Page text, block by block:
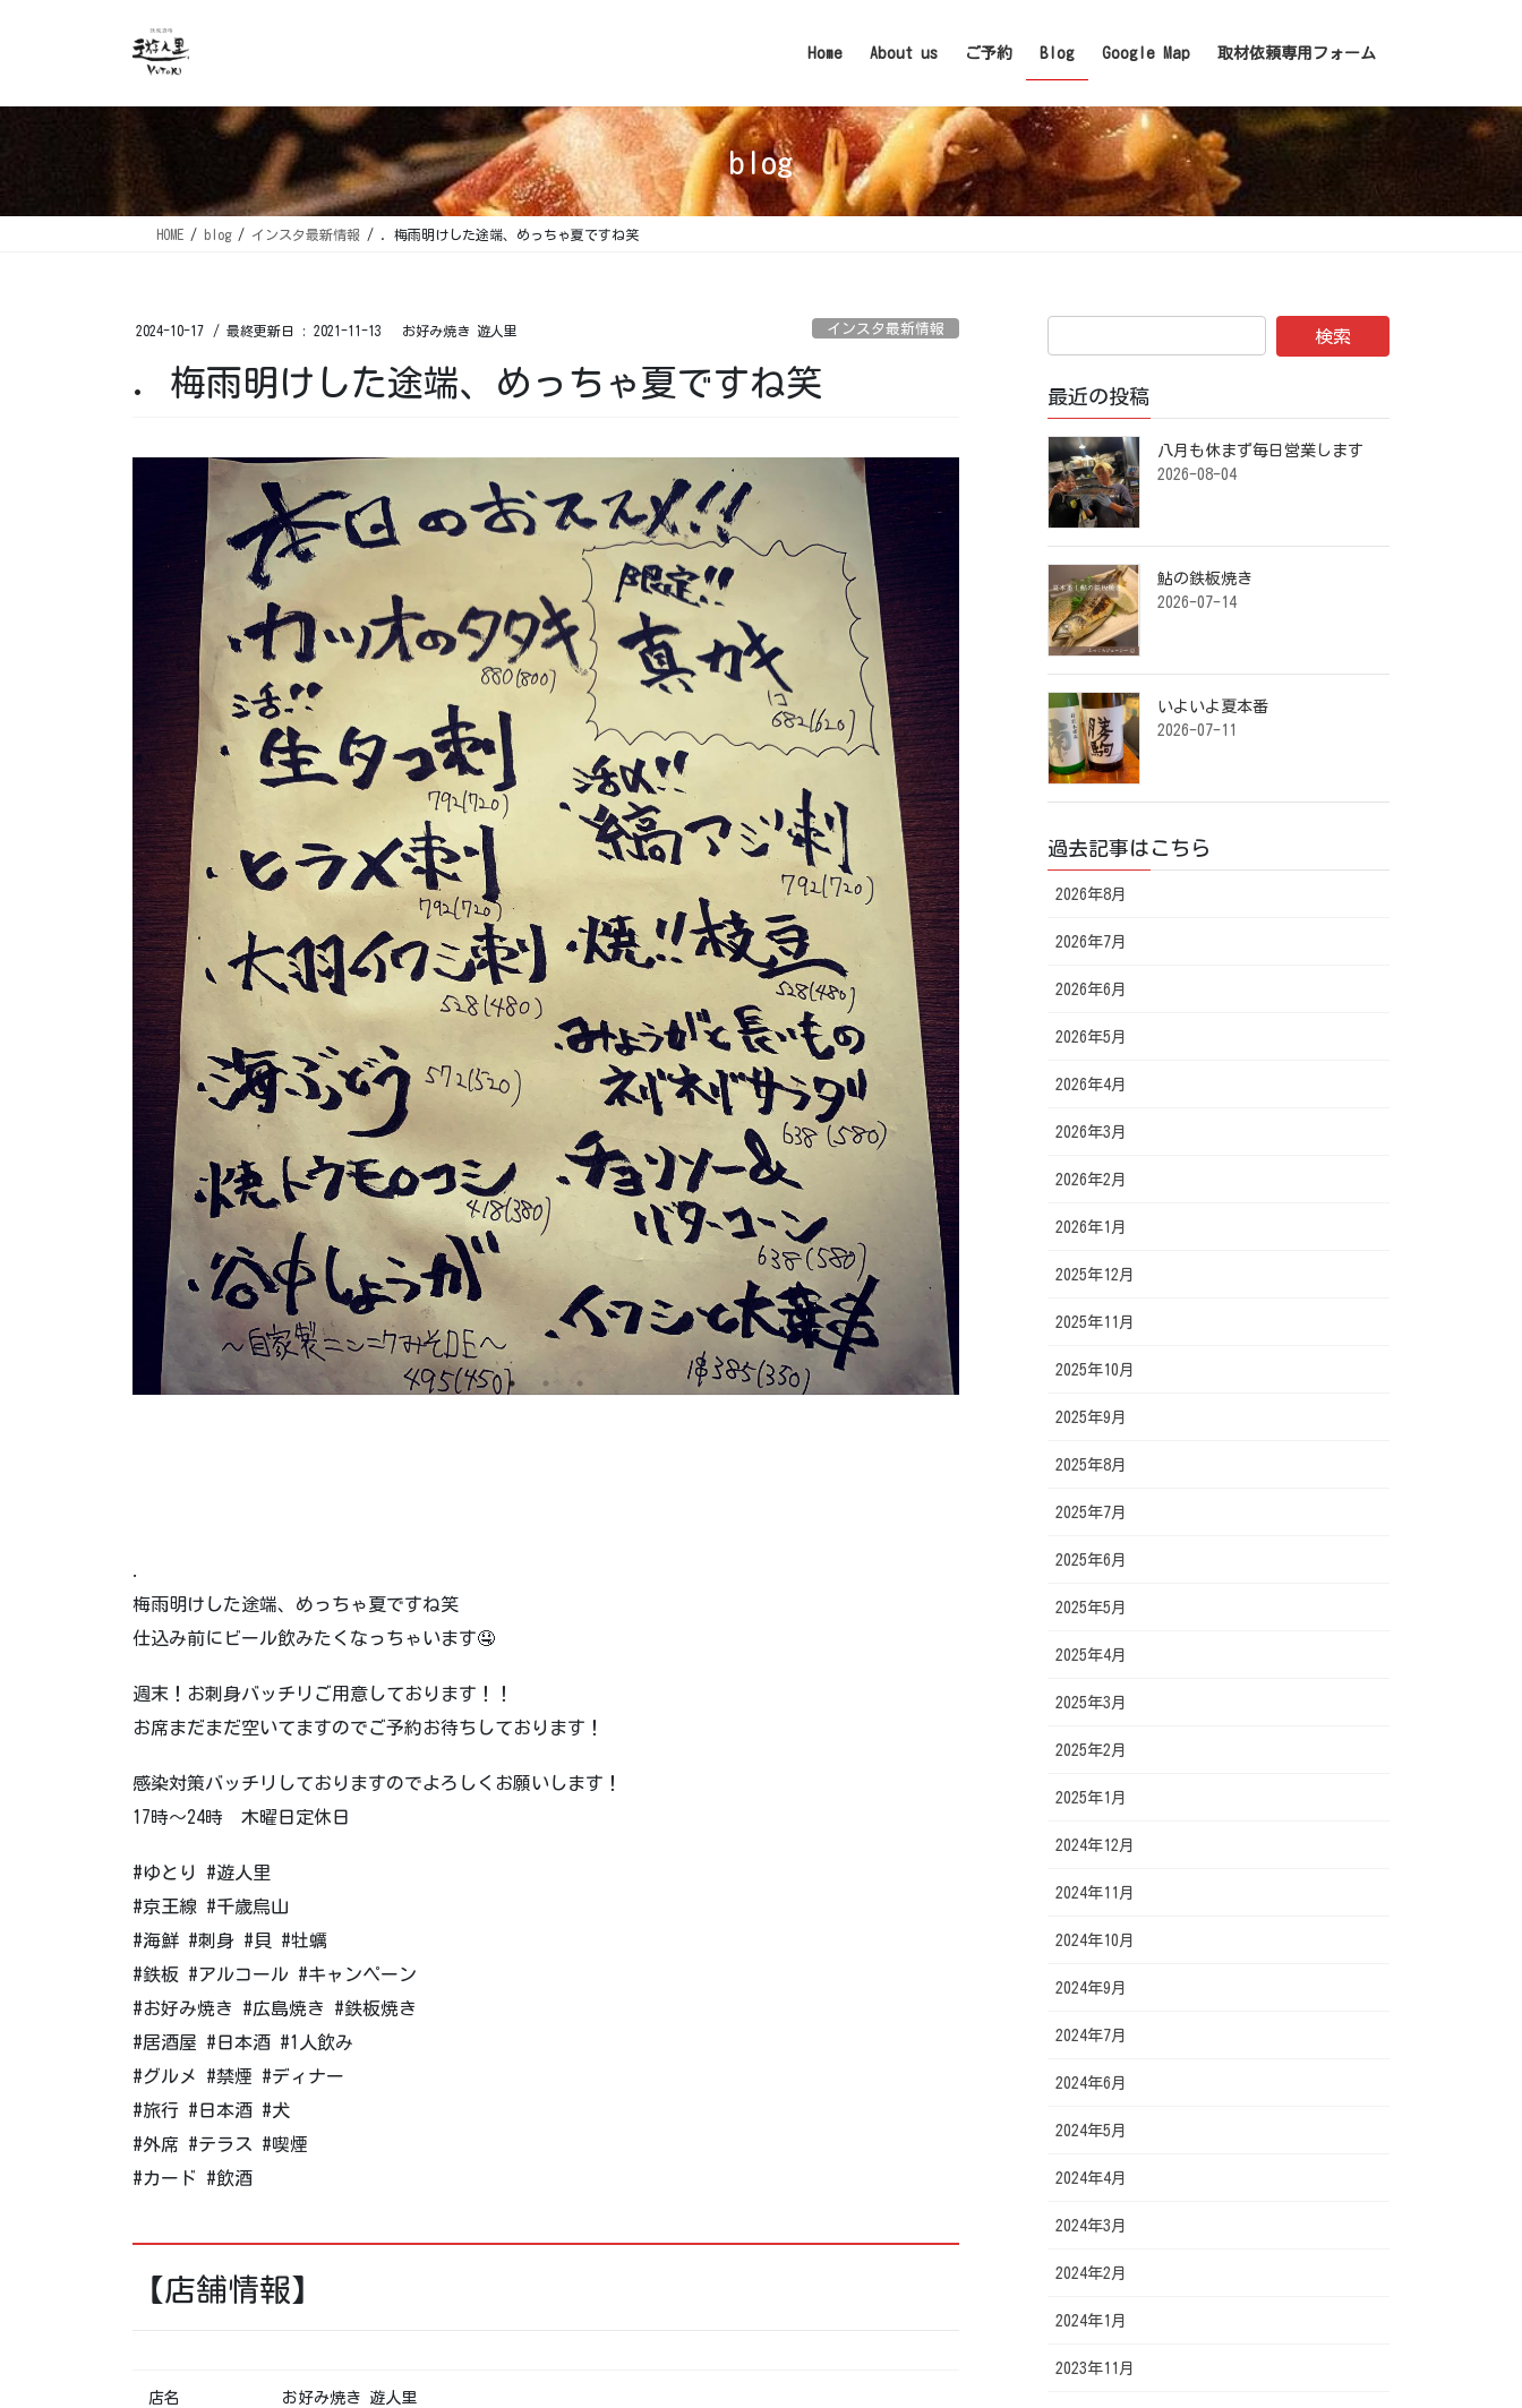
Home About us ご予約 Blog Google Map 取材依頼専用フォーム
blog
HOME blog インスタ最新情報 . 梅雨明けした途端、めっちゃ夏ですね笑
2024-10-17 / 最終更新日 : 2021-11-13 お好み焼き 遊人里 インスタ最新情報
. 梅雨明けした途端、めっちゃ夏ですね笑
梅雨明けした途端、めっちゃ夏ですね笑
仕込み前にビール飲みたくなっちゃいます🤤
週末！お刺身バッチリご用意しております！！
お席まだまだ空いてますのでご予約お待ちしております！
感染対策バッチリしておりますのでよろしくお願いします！
17時〜24時 木曜日定休日
#ゆとり #遊人里
#京王線 #千歳烏山
#海鮮 #刺身 #貝 #牡蠣
#鉄板 #アルコール #キャンペーン
#お好み焼き #広島焼き #鉄板焼き
#居酒屋 #日本酒 #1人飲み
#グルメ #禁煙 #ディナー
#旅行 #日本酒 #犬
#外席 #テラス #喫煙
#カード #飲酒
【店舗情報】
店名 お好み焼き 遊人里
最近の投稿
八月も休まず毎日営業します️ ⁡
2026-08-04
鮎の鉄板焼き ⁡
2026-07-14
いよいよ夏本番️ ⁡
2026-07-11
過去記事はこちら
2026年8月
2026年7月
2026年6月
2026年5月
2026年4月
2026年3月
2026年2月
2026年1月
2025年12月
2025年11月
2025年10月
2025年9月
2025年8月
2025年7月
2025年6月
2025年5月
2025年4月
2025年3月
2025年2月
2025年1月
2024年12月
2024年11月
2024年10月
2024年9月
2024年7月
2024年6月
2024年5月
2024年4月
2024年3月
2024年2月
2024年1月
2023年11月